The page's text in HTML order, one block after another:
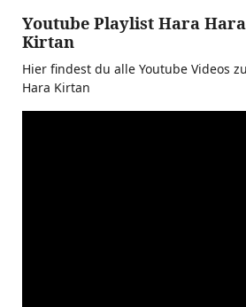
Youtube Playlist Hara
Kirtan
Hier findest du alle Youtube Videos
Hara Kirtan